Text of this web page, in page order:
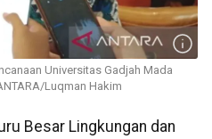
Universitas Gadjah Mada
Luqman Hakim
Besar Lingkungan dan